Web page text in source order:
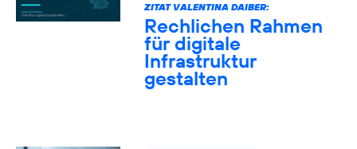
ZITAT VALENTINA DAIBER:
Rechlichen Rahmen
für digitale
Infrastruktur
gestalten